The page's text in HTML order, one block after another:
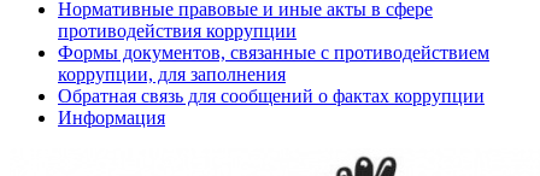
Нормативные правовые и иные акты в сфере
противодействия коррупции
Формы документов, связанные с противодействием
коррупции, для заполнения
Обратная связь для сообщений о фактах коррупции
Информация